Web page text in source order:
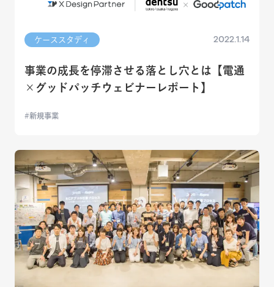
ケーススタディ 2022.1.14
事業の成長を停滞させる落とし穴とは【電通
×グッドパッチウェビナーレポート】
新規事業